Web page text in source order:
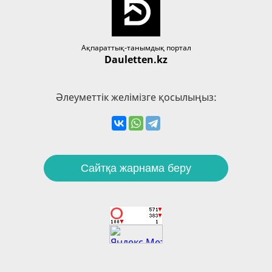
Ақпараттық-танымдық портал
Dauletten.kz
Әлеуметтік желімізге қосылыңыз:
Сайтқа жарнама беру